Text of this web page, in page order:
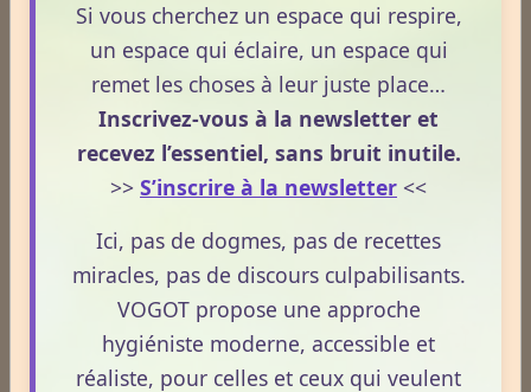
rôle réel, son cadre légal et ses usages externes
restent souvent mal compris. Cet article propose une
mise au point claire, moderne et conforme à la
réglementation française de 2026, afin de mieux
comprendre comment le CBD s’intègre dans une
approche globale de prévention.
Lire la suite
CBD : l'anti-inflammatoire du 21ème siècle.
Le CBD occupe une place croissante dans les
discussions autour du bien‑être et de la prévention.
Souvent présenté comme un allié naturel, il suscite
un intérêt grandissant pour ses usages externes et
Si vous cherchez un espace qui respire,
un espace qui éclaire, un espace qui
remet les choses à leur juste place…
Inscrivez-vous à la newsletter et
recevez l’essentiel, sans bruit inutile.
>> S’inscrire à la newsletter <<
Ici, pas de dogmes, pas de recettes
miracles, pas de discours culpabilisants.
VOGOT propose une approche
hygiéniste moderne, accessible et
réaliste, pour celles et ceux qui veulent